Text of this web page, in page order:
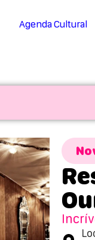
Agenda Cultural